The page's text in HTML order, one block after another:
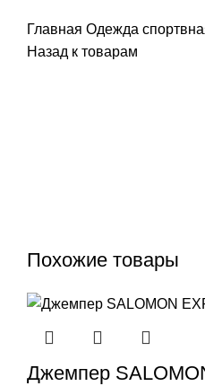
Главная Одежда
Назад к товарам
Похожие товары
Джемпер